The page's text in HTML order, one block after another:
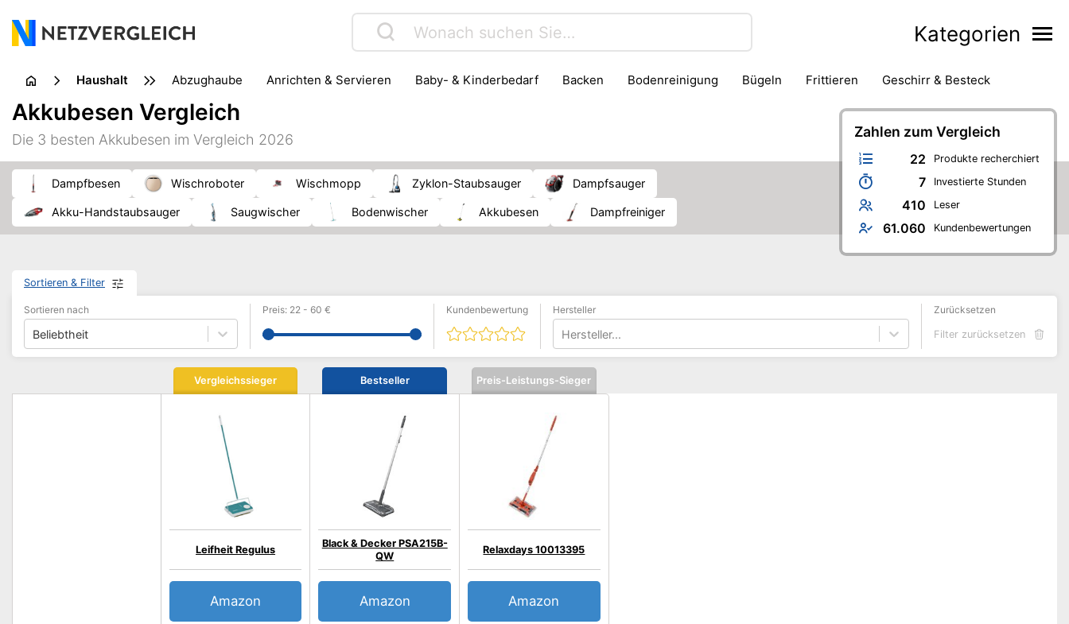
Kategorien
Haushalt Abzughaube Anrichten & Servieren Baby- & Kinderbedarf Backen Bodenreinigung Bügeln Frittieren
Geschirr & Besteck
Geschirrreinigung
Kaffeezubereitung
Kanne & Karaffe
Küchenkleingerät
Küchenmühle Küchenzubehör Saftpresse & Entsafter
Schneidegerät
Zahlen zum Vergleich
22 Produkte recherchiert
7 Investierte Stunden
410 Leser
61.060 Kundenbewertungen
Akkubesen Vergleich
Die 3 besten Akkubesen im Vergleich 2026
Dampfbesen Wischroboter Wischmopp Zyklon-Staubsauger Dampfsauger
Akku-Handstaubsauger Saugwischer Bodenwischer Akkubesen Dampfreiniger
Sortieren & Filter
Sortieren nach
Beliebtheit
Preis: 22 - 60 € Kundenbewertung Hersteller
Hersteller...
Zurücksetzen
Filter zurücksetzen
Vergleichssieger
Leifheit Regulus
Amazon
Bestseller
Black & Decker PSA215B-
QW
Amazon
Preis-Leistungs-Sieger
Relaxdays 10013395
Amazon